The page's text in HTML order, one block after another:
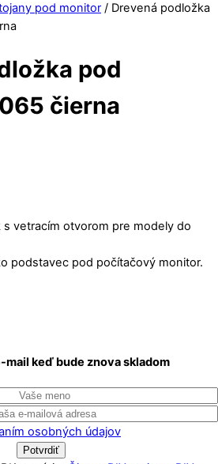
pod monitor / Drevená podložka
pod
čierna
vetracím otvorom pre modely do
podstavec pod počítačový monitor.
mail keď bude znova skladom
osobných údajov